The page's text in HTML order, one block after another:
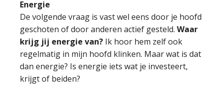
Energie
De volgende vraag is vast wel eens door je hoofd
geschoten of door anderen actief gesteld. Waar
krijg jij energie van? Ik hoor hem zelf ook
regelmatig in mijn hoofd klinken. Maar wat is dat
dan energie? Is energie iets wat je investeert,
krijgt of beiden?